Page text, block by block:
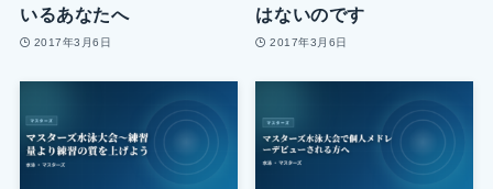
いるあなたへ
2017年3月6日
はないのです
2017年3月6日